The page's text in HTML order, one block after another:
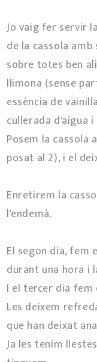
Jo vaig fer servir
de la cassola
sobre totes ben
llimona (sense
essència de
cullerada d'aigua
Posem la cassola
posat al 2), i el
Enretirem la
l'endemà.
El segon dia, fem
durant una hora i
I el tercer dia fem
Les deixem
que han deixat
Ja les tenim